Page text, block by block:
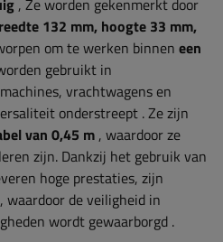
, Zeworden gekenmerkt door
132 mm, hoogte 33 mm,
om te werken binnen een
gebruikt in
vrachtwagens en
onderstreept .Zezijn
van 0,45 m , waardoor ze
zijn. Dankzij het gebruik van
hoge prestaties, zijn
waardoor de veiligheid in
wordt gewaarborgd .